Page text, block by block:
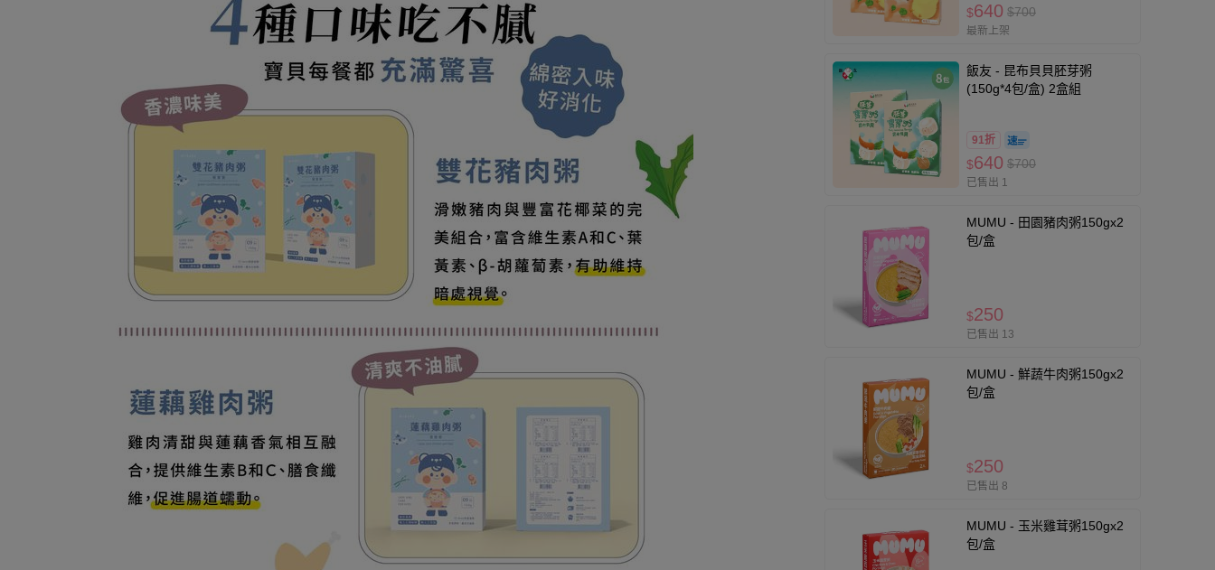
$640 $700
最新上架
飯友 - 昆布貝貝胚芽粥
(150g*4包/盒) 2盒組
91折
$640 $700
已售出 1
MUMU - 田園豬肉粥150gx2
包/盒
$250
已售出 13
MUMU - 鮮蔬牛肉粥150gx2
包/盒
$250
已售出 8
MUMU - 玉米雞茸粥150gx2
包/盒